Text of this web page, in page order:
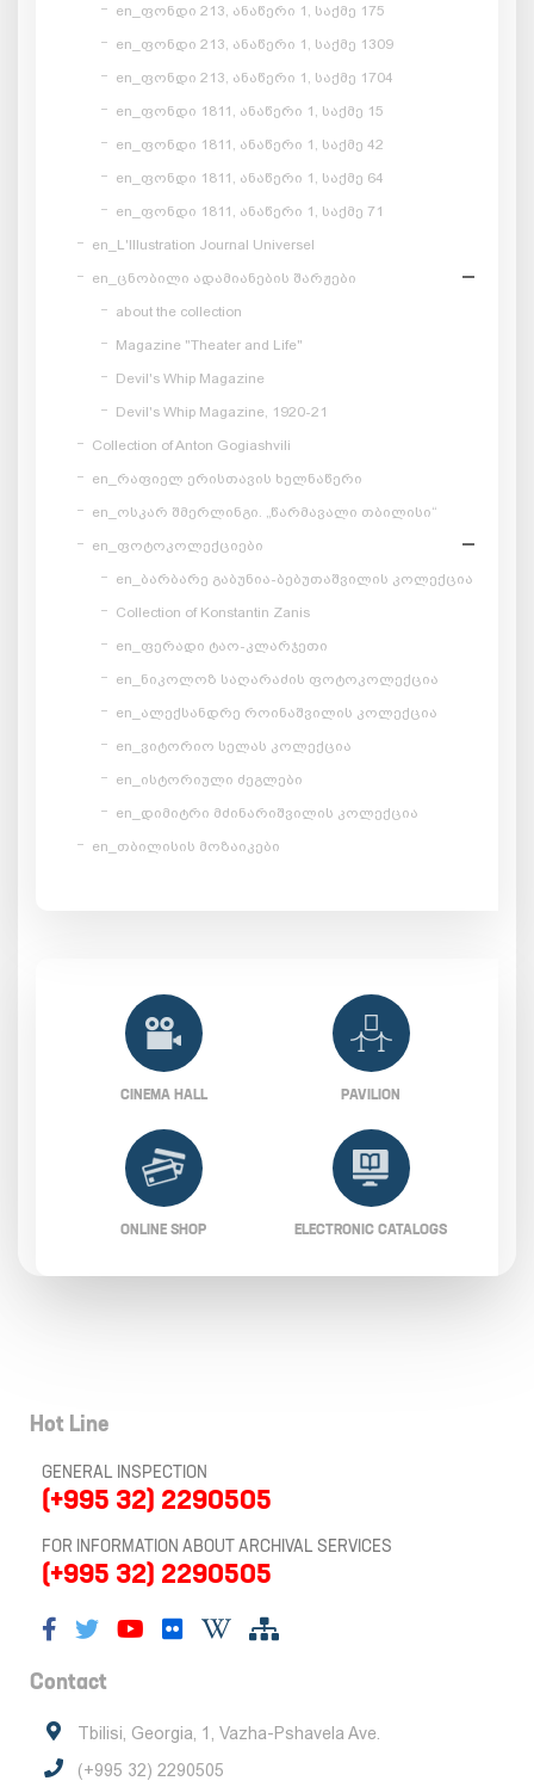
en_ფონდი 213, ანაწერი 1, საქმე 175
en_ფონდი 213, ანაწერი 1, საქმე 1309
en_ფონდი 213, ანაწერი 1, საქმე 1704
en_ფონდი 1811, ანაწერი 1, საქმე 15
en_ფონდი 1811, ანაწერი 1, საქმე 42
en_ფონდი 1811, ანაწერი 1, საქმე 64
en_ფონდი 1811, ანაწერი 1, საქმე 71
en_L'Illustration Journal Universel
en_ცნობილი ადამიანების შარჟები
about the collection
Magazine "Theater and Life"
Devil's Whip Magazine
Devil's Whip Magazine, 1920-21
Collection of Anton Gogiashvili
en_რაფიელ ერისთავის ხელნაწერი
en_ოსკარ შმერლინგი. „წარმავალი თბილისი“
en_ფოტოკოლექციები
en_ბარბარე გაბუნია-ბებუთაშვილის კოლექცია
Collection of Konstantin Zanis
en_ფერადი ტაო-კლარჯეთი
en_ნიკოლოზ საღარაძის ფოტოკოლექცია
en_ალექსანდრე როინაშვილის კოლექცია
en_ვიტორიო სელას კოლექცია
en_ისტორიული ძეგლები
en_დიმიტრი მძინარიშვილის კოლექცია
en_თბილისის მოზაიკები
CINEMA HALL PAVILION
ONLINE SHOP ELECTRONIC CATALOGS
Hot Line
GENERAL INSPECTION
(+995 32) 2290505
FOR INFORMATION ABOUT ARCHIVAL SERVICES
(+995 32) 2290505
Contact
Tbilisi, Georgia, 1, Vazha-Pshavela Ave.
(+995 32) 2290505